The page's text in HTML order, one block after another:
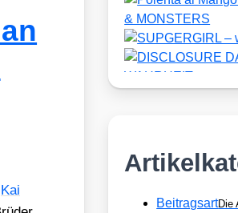
Kai
BeitragsartDie